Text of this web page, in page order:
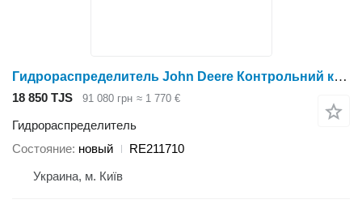
Гидрораспределитель John Deere Контрольний клапан RE211710 для трактора колесного John Deere 7630
18 850 TJS 91 080 грн ≈ 1 770 €
Гидрораспределитель
Состояние новый
RE211710
Украина, м. Київ